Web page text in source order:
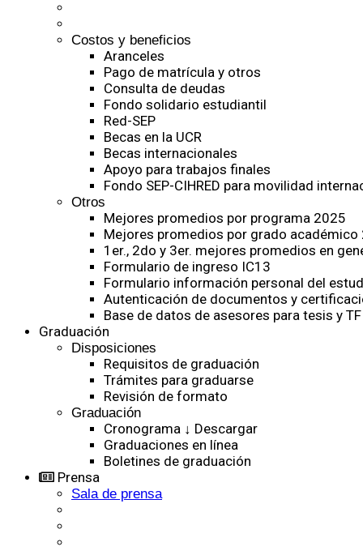
Costos y beneficios
Aranceles
Pago de matrícula y otros
Consulta de deudas
Fondo solidario estudiantil
Red-SEP
Becas en la UCR
Becas internacionales
Apoyo para trabajos finales
Fondo SEP-CIHRED para movilidad
Otros
Mejores promedios por programa 2025
Mejores promedios por grado académico
1er., 2do y 3er. mejores promedios en
Formulario de ingreso IC13
Formulario información personal del
Autenticación de documentos y
Base de datos de asesores para tesis y
Graduación
Disposiciones
Requisitos de graduación
Trámites para graduarse
Revisión de formato
Graduación
Cronograma ↓ Descargar
Graduaciones en línea
Boletines de graduación
Prensa
Sala de prensa